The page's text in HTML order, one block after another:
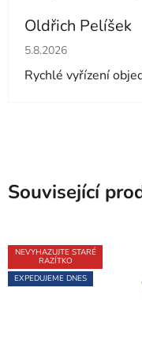
Oldřich Pelíšek
Hodnocení obchodu
5.8.2026
Rychlé vyřízení
Související
NEVYHAZUJTE STARÉ
RAZÍTKO
EXPEDUJEME DNES